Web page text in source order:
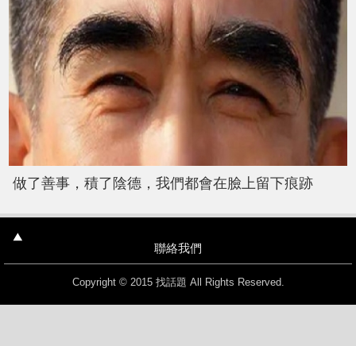
做了善事，積了陰德，我們都會在臉上留下痕跡
聯絡我們
Copyright © 2015 找話題 All Rights Reserved.